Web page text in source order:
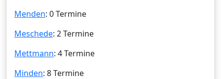
Menden: 0 Termine
Meschede: 2 Termine
Mettmann: 4 Termine
Minden: 8 Termine